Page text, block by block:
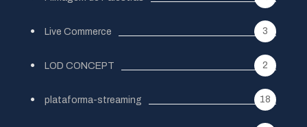
Live Commerce 3
LOD CONCEPT 2
plataforma-streaming 18